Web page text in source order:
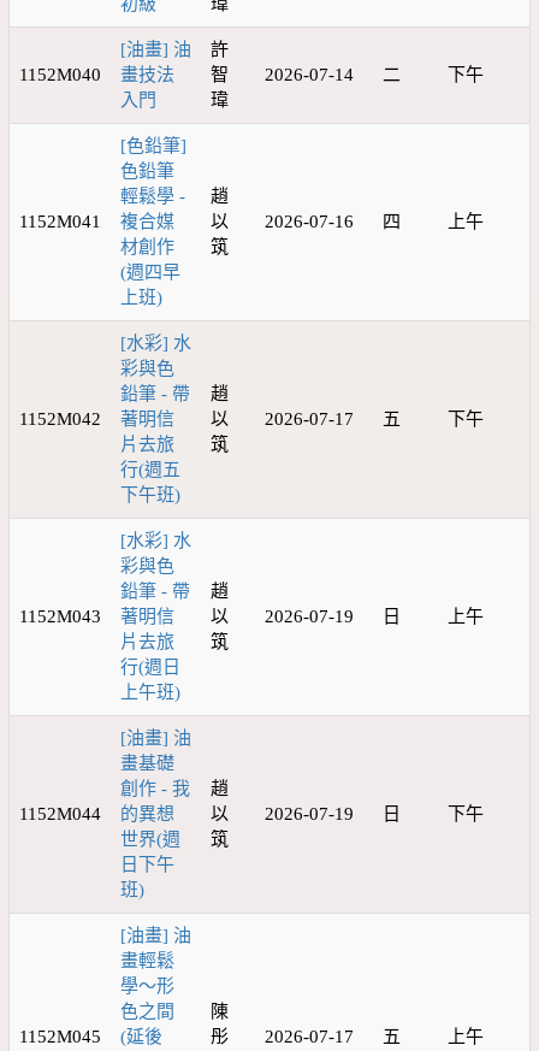
初級 瑋
1152M040
[油畫] 油
畫技法
入門
許
智
瑋
2026-07-14 二 下午
1152M041
[色鉛筆]
色鉛筆
輕鬆學 -
複合媒
材創作
(週四早
上班)
趙
以
筑
2026-07-16 四 上午
1152M042
[水彩] 水
彩與色
鉛筆 - 帶
著明信
片去旅
行(週五
下午班)
趙
以
筑
2026-07-17 五 下午
1152M043
[水彩] 水
彩與色
鉛筆 - 帶
著明信
片去旅
行(週日
上午班)
趙
以
筑
2026-07-19 日 上午
1152M044
[油畫] 油
畫基礎
創作 - 我
的異想
世界(週
日下午
班)
趙
以
筑
2026-07-19 日 下午
1152M045
[油畫] 油
畫輕鬆
學～形
色之間
(延後
陳
彤
2026-07-17 五 上午